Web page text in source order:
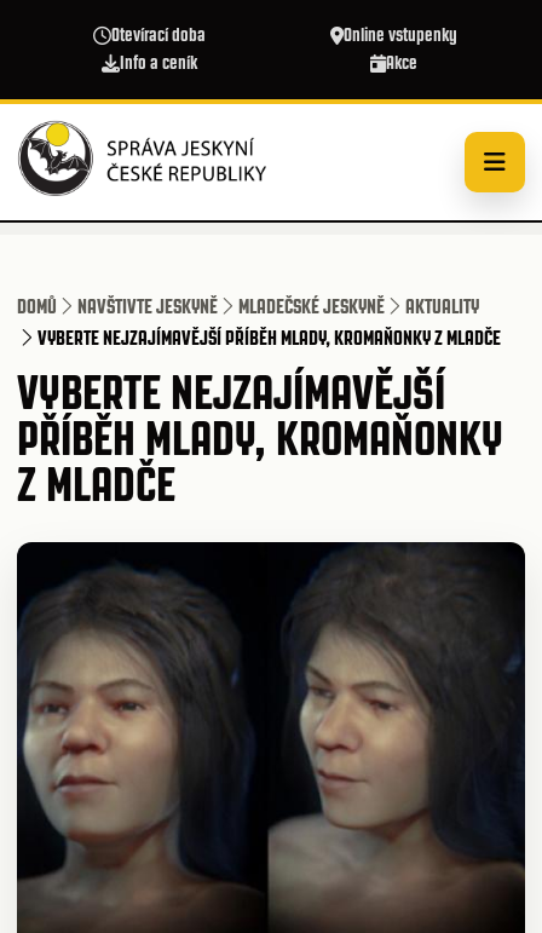
Otevírací doba
Online vstupenky
Info a ceník
Akce
DOMŮ NAVŠTIVTE JESKYNĚ MLADEČSKÉ JESKYNĚ
AKTUALITY
VYBERTE NEJZAJÍMAVĚJŠÍ PŘÍBĚH MLADY, KROMAŇONKY Z MLADČE
VYBERTE NEJZAJÍMAVĚJŠÍ
PŘÍBĚH MLADY, KROMAŇONKY
Z MLADČE